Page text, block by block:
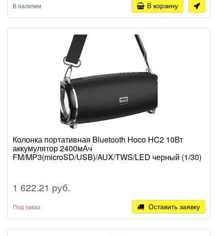
В наличии В корзину
Колонка портативная Bluetooth Hoco HC2 10Вт
аккумулятор 2400мАч
FM/MP3(microSD/USB)/AUX/TWS/LED черный (1/30)
1 622.21 руб.
Под заказ Оставить заявку